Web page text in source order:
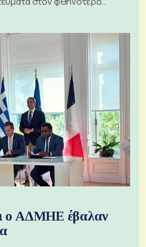
ο ΑΔΜΗΕ έβαλαν